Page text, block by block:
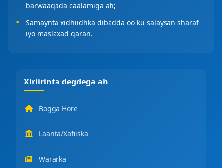
barwaaqada caalamiga ah;
Samaynta xidhiidhka dibadda oo ku salaysan sharaf
iyo maslaxad qaran.
Xiriirinta degdega ah
Bogga Hore
Laanta/Xafiiska
Wararka